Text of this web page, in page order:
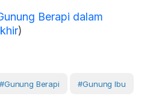
Berapi dalam
)
#gunung Berapi #Gunung Ibu